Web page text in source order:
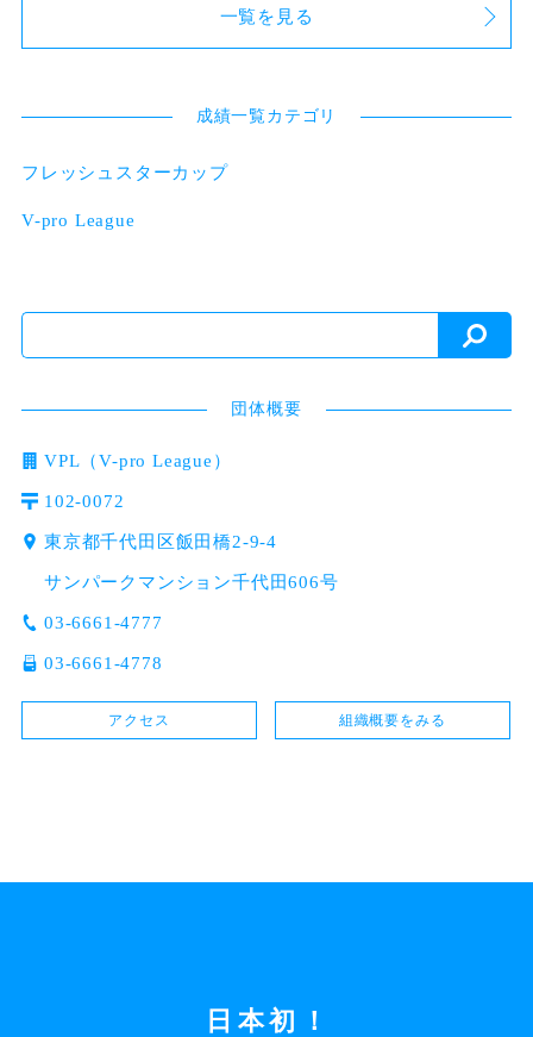
一覧を見る
成績一覧カテゴリ
フレッシュスターカップ
V-pro League
団体概要
VPL（V-pro League）
102-0072
東京都千代田区飯田橋2-9-4
サンパークマンション千代田606号
03-6661-4777
03-6661-4778
アクセス 組織概要をみる
日本初！